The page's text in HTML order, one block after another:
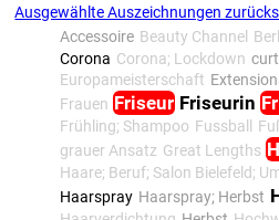
Ausgewählte Auszeichnungen
Accessoire Beauty Channel
Corona Corona; Lockdown
Europameisterschaft
Frauen Friseur Friseurin
Frühling; Shampoo Fussball
grauer Ansatz Great Lengths
Haare; Beruf; Salon Bielefeld;
Haarspray Haarspray; Herbst